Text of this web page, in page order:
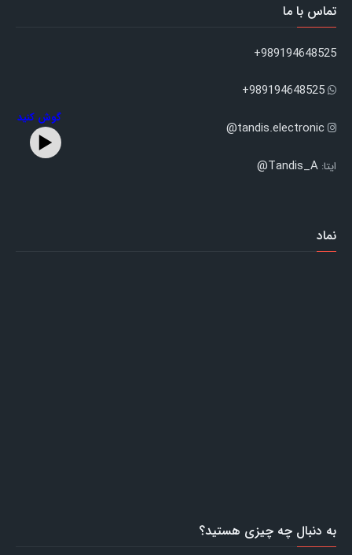
گوش کنید
تماس با ما
989194648525+
989194648525+
tandis.electronic@
ایتا: Tandis_A@
نماد
به دنبال چه چیزی هستید؟